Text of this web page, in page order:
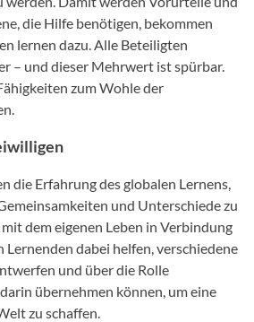
die Hilfe benötigen, bekommen
lernen dazu. Alle Beteiligten
– und dieser Mehrwert ist spürbar.
zum Wohle der
die Erfahrung des globalen Lernens,
und Unterschiede zu
dem eigenen Leben in Verbindung
Lernenden dabei helfen, verschiedene
und über die Rolle
übernehmen können, um eine
zu schaffen.